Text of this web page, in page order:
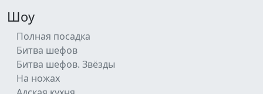
Шоу
Полная посадка
Битва шефов
Битва шефов. Звёзды
На ножах